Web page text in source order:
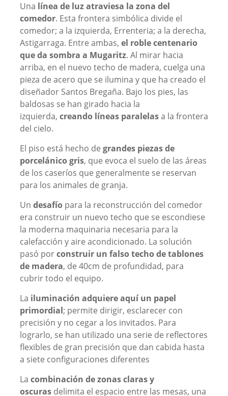
Una línea de luz atraviesa la zona del
comedor. Esta frontera simbólica divide el
comedor; a la izquierda, Errenteria; a la derecha,
Astigarraga. Entre ambas, el roble centenario
que da sombra a Mugaritz. Al mirar hacia
arriba, en el nuevo techo de madera, cuelga una
pieza de acero que se ilumina y que ha creado el
diseñador Santos Bregaña. Bajo los pies, las
baldosas se han girado hacia la
izquierda, creando líneas paralelasa la frontera
del cielo.
El piso está hecho de grandes piezas de
porcelánico gris, que evoca el suelo de las áreas
de los caseríos que generalmente se reservan
para los animales de granja.
Un desafíopara la reconstrucción del comedor
era construir un nuevo techo que se escondiese
la moderna maquinaria necesaria para la
calefacción y aire acondicionado. La solución
pasó porconstruir un falso techo de tablones
de madera, de 40cm de profundidad, para
cubrir todo el equipo.
La iluminación adquiere aquí un papel
primordial; permite dirigir, esclarecer con
precisión y no cegar a los invitados. Para
lograrlo, se han utilizado una serie de reflectores
flexibles de gran precisión que dan cabida hasta
a siete configuraciones diferentes
La combinación de zonas claras y
oscurasdelimita el espacio entre las mesas, una